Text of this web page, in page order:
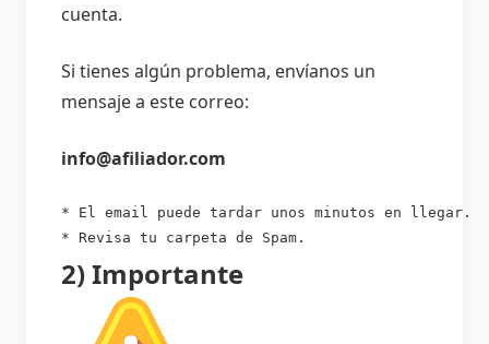
cuenta.
Si tienes algún problema, envíanos un
mensaje a este correo:
info@afiliador.com
* El email puede tardar unos minutos en llegar.
* Revisa tu carpeta de Spam.
2) Importante